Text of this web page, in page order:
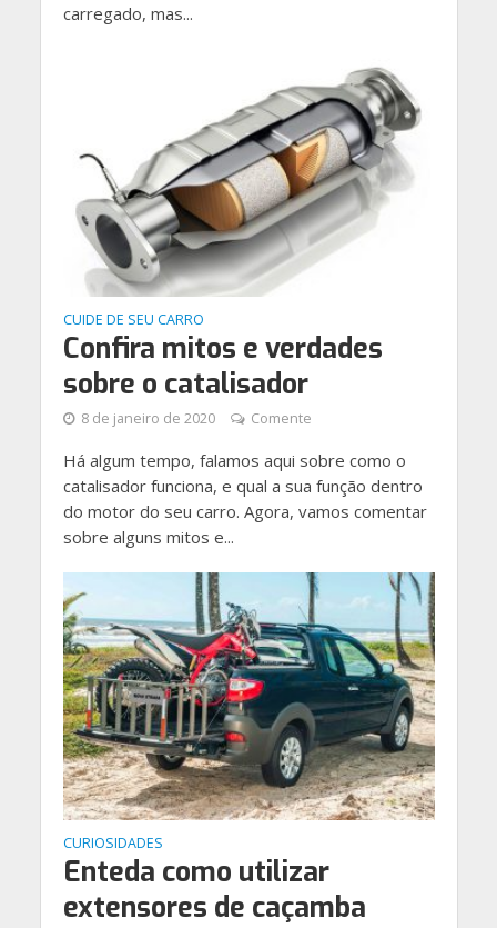
carregado, mas...
CUIDE DE SEU CARRO
Confira mitos e verdades
sobre o catalisador
8 de janeiro de 2020 Comente
Há algum tempo, falamos aqui sobre como o
catalisador funciona, e qual a sua função dentro
do motor do seu carro. Agora, vamos comentar
sobre alguns mitos e...
CURIOSIDADES
Enteda como utilizar
extensores de caçamba